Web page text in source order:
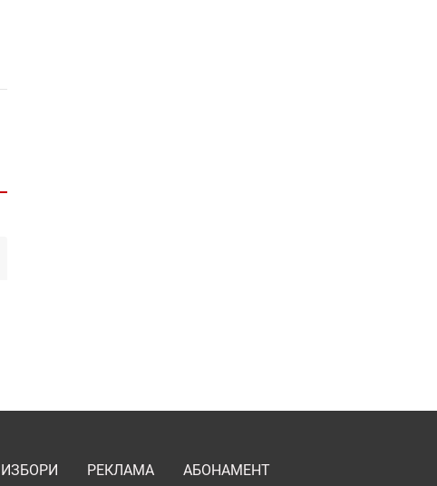
ИЗБОРИ РЕКЛАМА АБОНАМЕНТ